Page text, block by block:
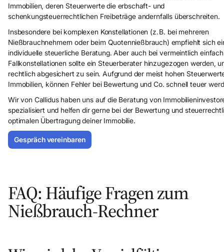
Immobilien, deren Steuerwerte die erbschaft- und
schenkungsteuerrechtlichen Freibeträge andernfalls überschreiten.
Insbesondere bei komplexen Konstellationen (z. B. bei mehreren
Nießbrauchnehmern oder beim Quotennießbrauch) empfiehlt sich
individuelle steuerliche Beratung. Aber auch bei vermeintlich einfach
Fallkonstellationen sollte ein Steuerberater hinzugezogen werden,
rechtlich abgesichert zu sein. Aufgrund der meist hohen
Immobilien, können Fehler bei Bewertung und Co. schnell teuer
Wir von Callidus haben uns auf die Beratung von
spezialisiert und helfen dir gerne bei der Bewertung und
optimalen Übertragung deiner Immobilie.
Gespräch vereinbaren
Mandant werden
FAQ: Häufige Fragen zum
Nießbrauch-Rechner